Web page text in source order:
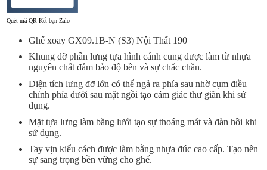
Quét mã QR Kết bạn Zalo
Ghế xoay GX09.1B-N (S3) Nội Thất 190
Khung đỡ phần lưng tựa hình cánh cung được làm từ nhựa
nguyên chất đảm bảo độ bền và sự chắc chắn.
Diện tích lưng đỡ lớn có thể ngả ra phía sau nhờ cụm điều
chỉnh phía dưới sau mặt ngồi tạo cảm giác thư giãn khi sử
dụng.
Mặt tựa lưng làm bằng lưới tạo sự thoáng mát và đàn hồi khi
sử dụng.
Tay vịn kiểu cách được làm bằng nhựa đúc cao cấp. Tạo nên
sự sang trọng bền vững cho ghế.